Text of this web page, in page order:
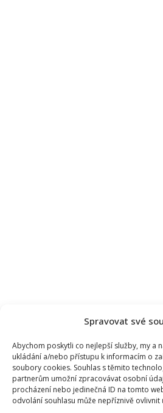
Spravovat své
Abychom poskytli co nejlepší služby, my a
ukládání a/nebo přístupu k informacím o
soubory cookies. Souhlas s těmito
partnerům umožní zpracovávat osobní
procházení nebo jedinečná ID na tomto
odvolání souhlasu může nepříznivě ovlivnit